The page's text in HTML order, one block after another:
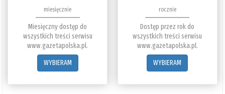
miesięcznie
Miesięczny dostęp do
wszystkich treści serwisu
www.gazetapolska.pl.
WYBIERAM
rocznie
Dostęp przez rok do
wszystkich treści serwisu
www.gazetapolska.pl.
WYBIERAM